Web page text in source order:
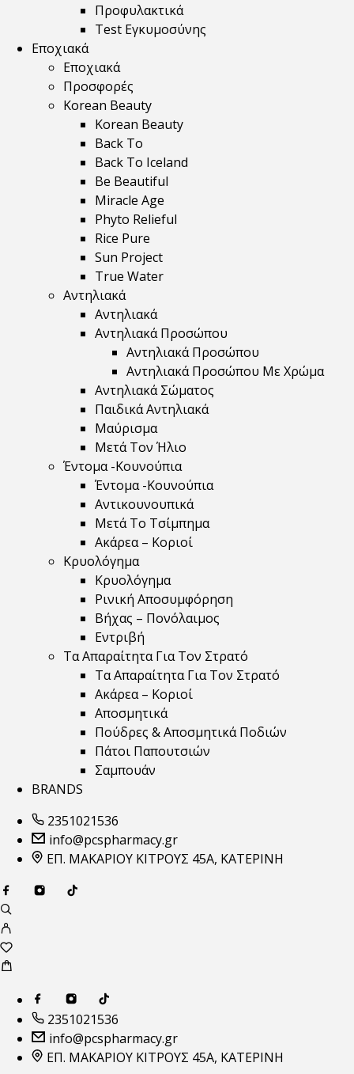
Προφυλακτικά
Test Εγκυμοσύνης
Εποχιακά
Εποχιακά
Προσφορές
Korean Beauty
Korean Beauty
Back To
Back To Iceland
Be Beautiful
Miracle Age
Phyto Relieful
Rice Pure
Sun Project
True Water
Αντηλιακά
Αντηλιακά
Αντηλιακά Προσώπου
Αντηλιακά Προσώπου
Αντηλιακά Προσώπου Με Χρώμα
Αντηλιακά Σώματος
Παιδικά Αντηλιακά
Μαύρισμα
Mετά Τον Ήλιο
Έντομα -Κουνούπια
Έντομα -Κουνούπια
Αντικουνουπικά
Μετά Το Τσίμπημα
Ακάρεα – Κοριοί
Κρυολόγημα
Κρυολόγημα
Ρινική Αποσυμφόρηση
Βήχας – Πονόλαιμος
Εντριβή
Τα Απαραίτητα Για Τον Στρατό
Τα Απαραίτητα Για Τον Στρατό
Ακάρεα – Κοριοί
Αποσμητικά
Πούδρες & Αποσμητικά Ποδιών
Πάτοι Παπουτσιών
Σαμπουάν
BRANDS
2351021536
info@pcspharmacy.gr
ΕΠ. ΜΑΚΑΡΙΟΥ ΚΙΤΡΟΥΣ 45Α, ΚΑΤΕΡΙΝΗ
2351021536
info@pcspharmacy.gr
ΕΠ. ΜΑΚΑΡΙΟΥ ΚΙΤΡΟΥΣ 45Α, ΚΑΤΕΡΙΝΗ